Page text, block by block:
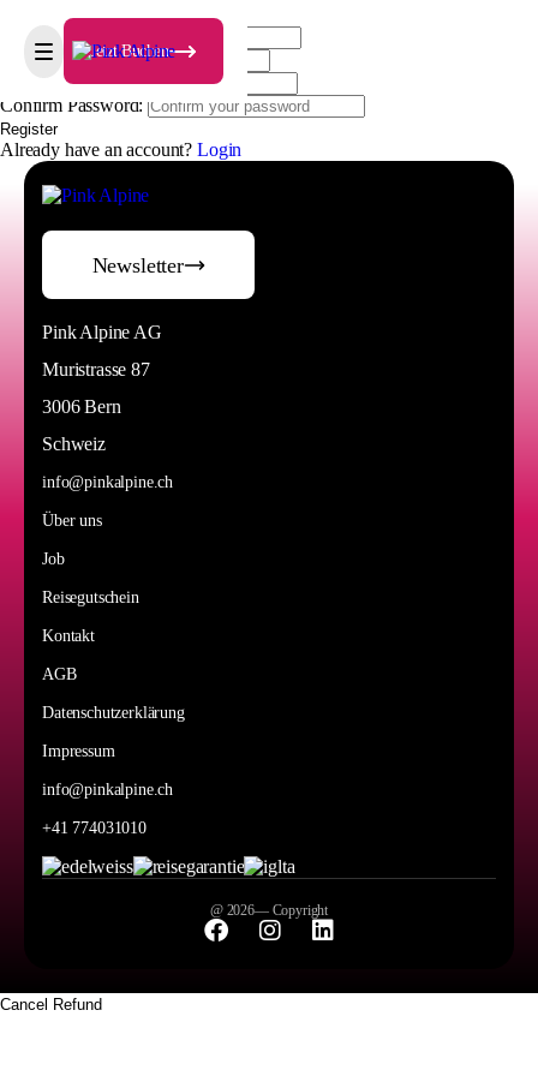
Jetzt Buchen
Register
Username:
Email:
Password:
Confirm Password:
Register
Already have an account? Login
Newsletter
Pink Alpine AG
Muristrasse 87
3006 Bern
Schweiz
info@pinkalpine.ch
Über uns
Job
Reisegutschein
Kontakt
AGB
Datenschutzerklärung
Impressum
info@pinkalpine.ch
+41 774031010
@ 2026— Copyright
Cancel Refund